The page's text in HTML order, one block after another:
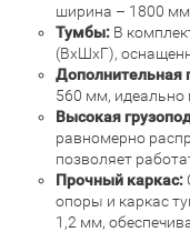
ширина – 1800
Тумбы: В
(ВхШхГ),
Дополнительная
560 мм, идеально
Высокая
равномерно
позволяет
Прочный каркас:
опоры и каркас
1,2 мм,